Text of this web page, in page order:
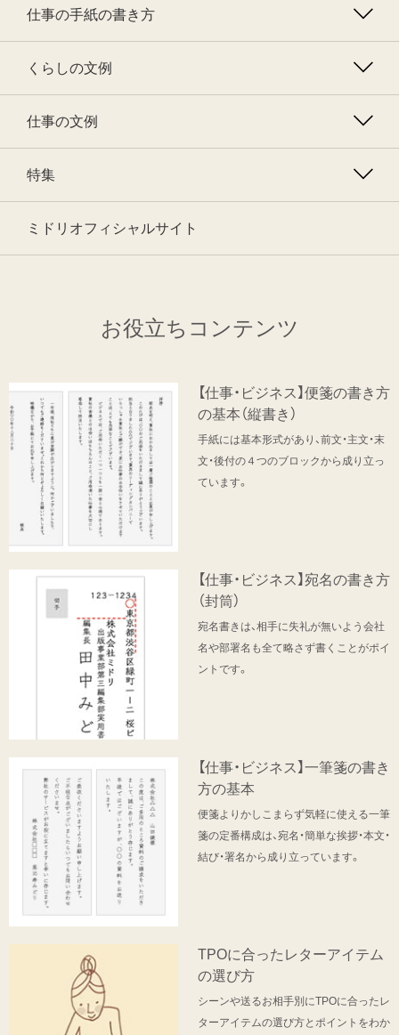
仕事の手紙の書き方
くらしの文例
仕事の文例
特集
ミドリオフィシャルサイト
お役立ちコンテンツ
【仕事・ビジネス】便箋の書き方
の基本（縦書き）
手紙には基本形式があり、前文・主文・末
文・後付の４つのブロックから成り立っ
ています。
【仕事・ビジネス】宛名の書き方
（封筒）
宛名書きは、相手に失礼が無いよう会社
名や部署名も全て略さず書くことがポイ
ントです。
【仕事・ビジネス】一筆箋の書き
方の基本
便箋よりかしこまらず気軽に使える一筆
箋の定番構成は、宛名・簡単な挨拶・本文・
結び・署名から成り立っています。
TPOに合ったレターアイテム
の選び方
シーンや送るお相手別にTPOに合ったレ
ターアイテムの選び方とポイントをわか